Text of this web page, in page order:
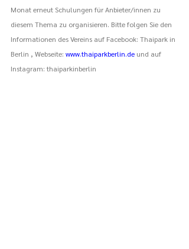
Monat erneut Schulungen für Anbieter/innen zu
diesem Thema zu organisieren. Bitte folgen Sie den
Informationen des Vereins auf Facebook: Thaipark in
Berlin , Webseite: www.thaiparkberlin.de und auf
Instagram: thaiparkinberlin